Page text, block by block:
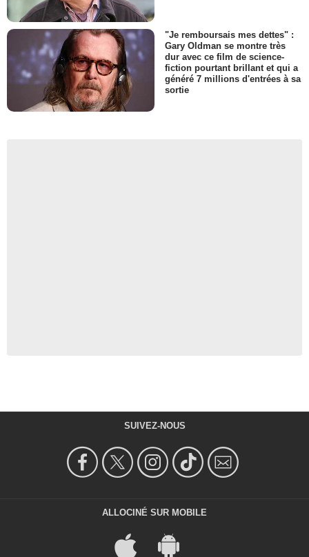
"Je remboursais mes dettes" :
Gary Oldman se montre très
dur avec ce film de science-
fiction pourtant brillant et qui a
généré 7 millions d'entrées à sa
sortie
SUIVEZ-NOUS
ALLOCINÉ SUR MOBILE